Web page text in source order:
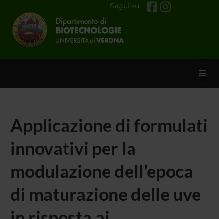
Segui su
Applicazione di formulati
innovativi per la
modulazione dell’epoca
di maturazione delle uve